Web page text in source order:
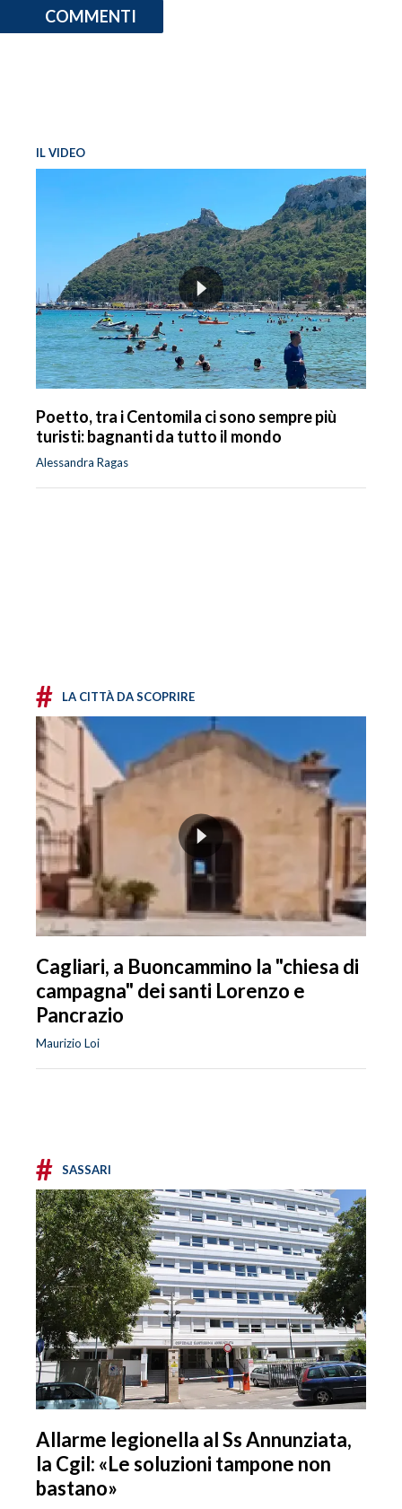
COMMENTI
IL VIDEO
Poetto, tra i Centomila ci sono sempre più
turisti: bagnanti da tutto il mondo
Alessandra Ragas
# LA CITTÀ DA SCOPRIRE
Cagliari, a Buoncammino la "chiesa di
campagna" dei santi Lorenzo e
Pancrazio
Maurizio Loi
# SASSARI
Allarme legionella al Ss Annunziata,
la Cgil: «Le soluzioni tampone non
bastano»